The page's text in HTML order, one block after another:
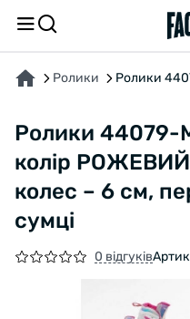
Ролики Ролики
Ролики 44079-
колір
колес – 6 см,
сумці
0 відгуків
ПРО ТОВАР ХАРАКТЕРИСТИКИ